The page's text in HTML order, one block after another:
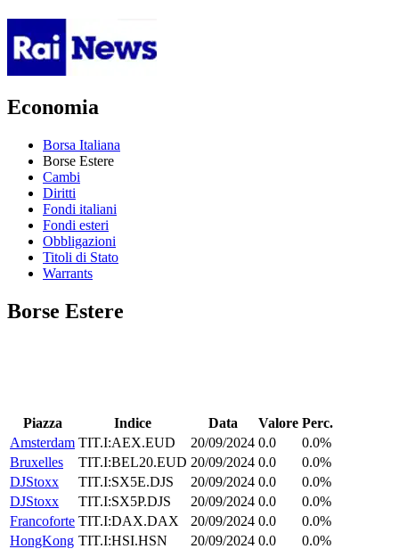
Economia
Borsa Italiana
Borse Estere
Cambi
Diritti
Fondi italiani
Fondi esteri
Obbligazioni
Titoli di Stato
Warrants
Borse Estere
Piazza Indice Data Valore Perc.
Amsterdam TIT.I:AEX.EUD 20/09/2024 0.0
0.0%
Bruxelles
TIT.I:BEL20.EUD 20/09/2024 0.0
0.0%
DJStoxx
TIT.I:SX5E.DJS 20/09/2024 0.0
0.0%
DJStoxx
TIT.I:SX5P.DJS 20/09/2024 0.0
0.0%
Francoforte TIT.I:DAX.DAX 20/09/2024 0.0
0.0%
HongKong TIT.I:HSI.HSN 20/09/2024 0.0
0.0%